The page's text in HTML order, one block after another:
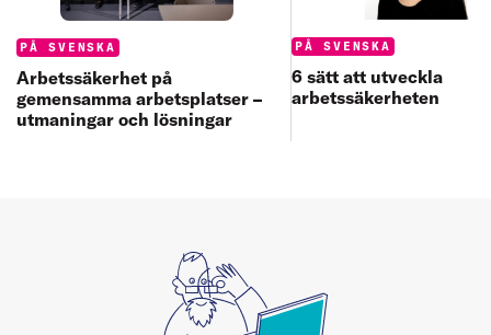
Categories:
PÅ SVENSKA
Arbetssäkerhet på
gemensamma arbetsplatser –
utmaningar och lösningar
Categories:
PÅ SVENSKA
6 sätt att utveckla
arbetssäkerheten